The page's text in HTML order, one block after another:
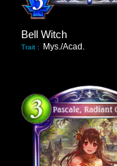
Bell Witch
Trait : Mys./Acad.